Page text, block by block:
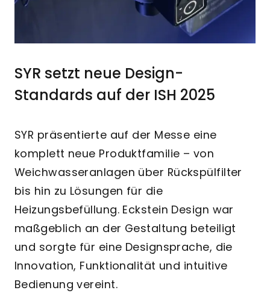
SYR setzt neue Design-
Standards auf der ISH 2025
SYR präsentierte auf der Messe eine
komplett neue Produktfamilie – von
Weichwasseranlagen über Rückspülfilter
bis hin zu Lösungen für die
Heizungsbefüllung. Eckstein Design war
maßgeblich an der Gestaltung beteiligt
und sorgte für eine Designsprache, die
Innovation, Funktionalität und intuitive
Bedienung vereint.